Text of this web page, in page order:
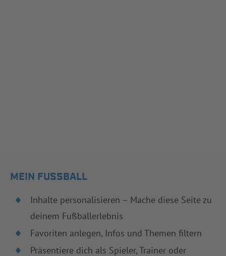
MEIN FUSSBALL
Inhalte personalisieren – Mache diese Seite zu
deinem Fußballerlebnis
Favoriten anlegen, Infos und Themen filtern
Präsentiere dich als Spieler, Trainer oder